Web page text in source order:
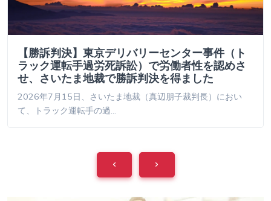
【勝訴判決】東京デリバリーセンター事件（ト
ラック運転手過労死訴訟）で労働者性を認めさ
せ、さいたま地裁で勝訴判決を得ました
2026年7月15日、さいたま地裁（真辺朋子裁判長）におい
て、トラック運転手の過…